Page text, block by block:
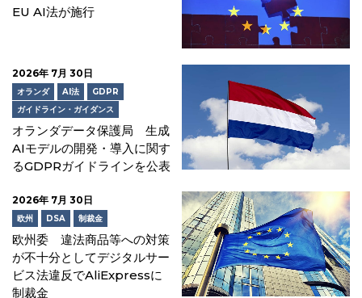
EU AI法が施行
2026年 7月 30日
オランダ AI法
GDPR
ガイドライン・ガイダンス
オランダデータ保護局 生成
AIモデルの開発・導入に関す
るGDPRガイドラインを公表
2026年 7月 30日
欧州 DSA 制裁金
欧州委 違法商品等への対策
が不十分としてデジタルサー
ビス法違反でAliExpressに
制裁金